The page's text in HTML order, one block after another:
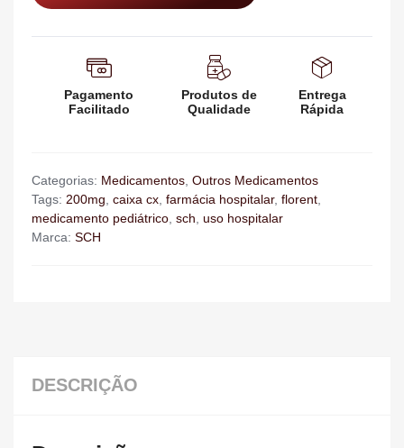
Pagamento
Facilitado
Produtos de
Qualidade
Entrega
Rápida
Categorias: Medicamentos, Outros Medicamentos
Tags: 200mg, caixa cx, farmácia hospitalar, florent,
medicamento pediátrico, sch, uso hospitalar
Marca: SCH
DESCRIÇÃO